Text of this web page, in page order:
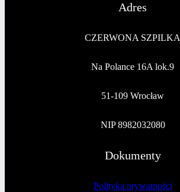
Adres
CZERWONA SZPILKA
Na Polance 16A lok.9
51-109 Wrocław
NIP 8982032080
Dokumenty
Polityka prywatności